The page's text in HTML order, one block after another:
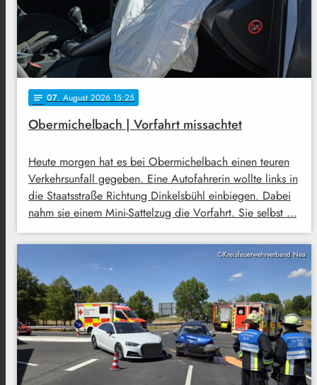
notes 07. August 2026 15:25
Obermichelbach | Vorfahrt missachtet
Heute morgen hat es bei Obermichelbach einen teuren
Verkehrsunfall gegeben. Eine Autofahrerin wollte links in
die Staatsstraße Richtung Dinkelsbühl einbiegen. Dabei
nahm sie einem Mini-Sattelzug die Vorfahrt. Sie selbst …
©Kreisfeuerwehrverband Nea